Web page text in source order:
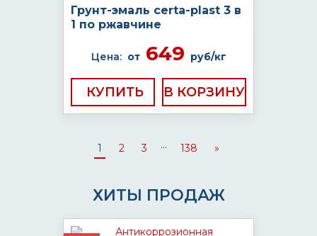
Грунт-эмаль certa-plast 3 в
1 по ржавчине
Цена: от649 руб/кг
КУПИТЬ
1 2 3 ... 138 »
ХИТЫ ПРОДАЖ